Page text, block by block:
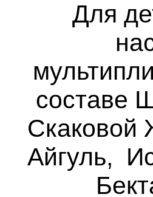
Для
составе
Скаковой
Айгуль,